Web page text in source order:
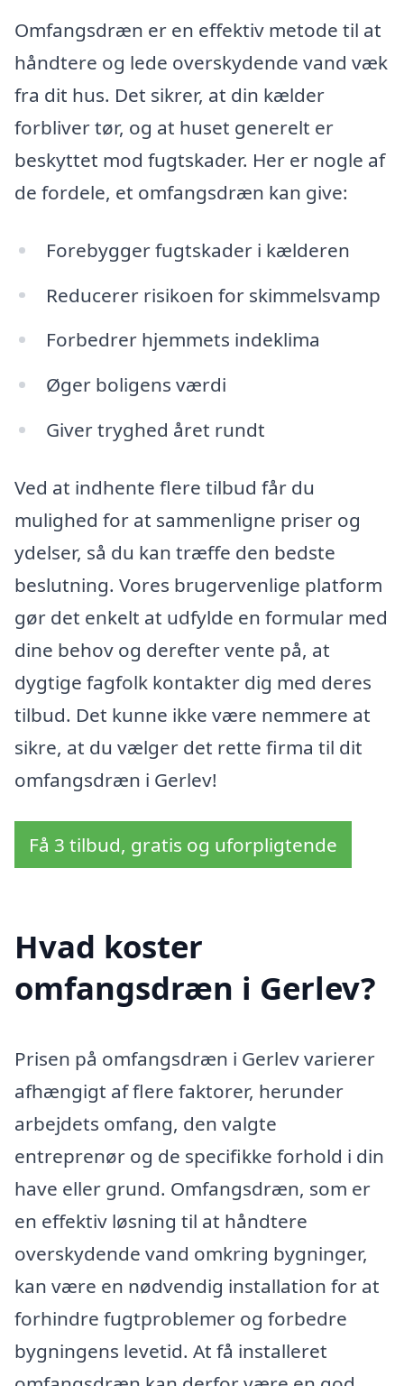
Omfangsdræn er en effektiv metode til at
håndtere og lede overskydende vand væk
fra dit hus. Det sikrer, at din kælder
forbliver tør, og at huset generelt er
beskyttet mod fugtskader. Her er nogle af
de fordele, et omfangsdræn kan give:
Forebygger fugtskader i kælderen
Reducerer risikoen for skimmelsvamp
Forbedrer hjemmets indeklima
Øger boligens værdi
Giver tryghed året rundt
Ved at indhente flere tilbud får du
mulighed for at sammenligne priser og
ydelser, så du kan træffe den bedste
beslutning. Vores brugervenlige platform
gør det enkelt at udfylde en formular med
dine behov og derefter vente på, at
dygtige fagfolk kontakter dig med deres
tilbud. Det kunne ikke være nemmere at
sikre, at du vælger det rette firma til dit
omfangsdræn i Gerlev!
Få 3 tilbud, gratis og uforpligtende
Hvad koster
omfangsdræn i Gerlev?
Prisen på omfangsdræn i Gerlev varierer
afhængigt af flere faktorer, herunder
arbejdets omfang, den valgte
entreprenør og de specifikke forhold i din
have eller grund. Omfangsdræn, som er
en effektiv løsning til at håndtere
overskydende vand omkring bygninger,
kan være en nødvendig installation for at
forhindre fugtproblemer og forbedre
bygningens levetid. At få installeret